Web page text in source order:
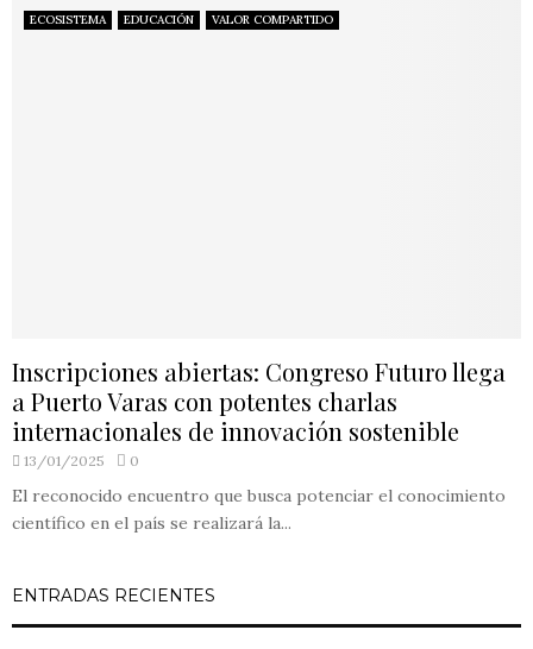
ECOSISTEMA EDUCACIÓN VALOR COMPARTIDO
Inscripciones abiertas: Congreso Futuro llega
a Puerto Varas con potentes charlas
internacionales de innovación sostenible
13/01/2025 0
El reconocido encuentro que busca potenciar el conocimiento
científico en el país se realizará la...
ENTRADAS RECIENTES